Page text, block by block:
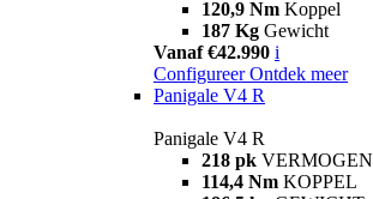
120,9 Nm Koppel
187 Kg Gewicht
Vanaf €42.990 i
Configureer Ontdek meer
Panigale V4 R
Panigale V4 R
218 pk VERMOGEN
114,4 Nm KOPPEL